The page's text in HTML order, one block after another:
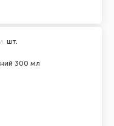
300 мл
шт.